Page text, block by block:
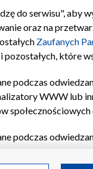
do serwisu", aby
oraz na
Zaufanych
pozostałych, które
podczas
WWW lub
podczas
następujących